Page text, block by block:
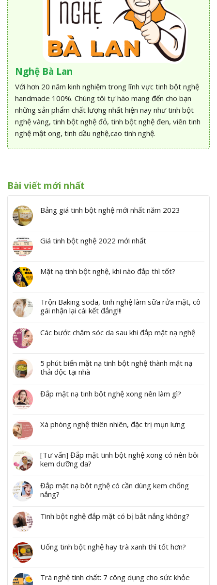
Nghệ Bà Lan
Với hơn 20 năm kinh nghiệm trong lĩnh vực tinh bột nghệ
handmade 100%. Chúng tôi tự hào mang đến cho bạn
những sản phẩm chất lượng nhất hiện nay như tinh bột
nghệ vàng, tinh bột nghệ đỏ, tinh bột nghệ đen, viên tinh
nghệ mật ong, tinh dầu nghệ,cao tinh nghệ.
Bài viết mới nhất
Bảng giá tinh bột nghệ mới nhất năm 2023
Giá tinh bột nghệ 2022 mới nhất
Mặt nạ tinh bột nghệ, khi nào đắp thì tốt?
Trộn Baking soda, tinh nghệ làm sữa rửa mặt, cô
gái nhận lại cái kết đắng!!!
Các bước chăm sóc da sau khi đắp mặt nạ nghệ
5 phút biến mặt nạ tinh bột nghệ thành mặt nạ
thải độc tại nhà
Đắp mặt nạ tinh bột nghệ xong nên làm gì?
Xà phòng nghệ thiên nhiên, đặc trị mụn lưng
[Tư vấn] Đắp mặt tinh bột nghệ xong có nên bôi
kem dưỡng da?
Đắp mặt nạ bột nghệ có cần dùng kem chống
nắng?
Tinh bột nghệ đắp mặt có bị bắt nắng không?
Uống tinh bột nghệ hay trà xanh thì tốt hơn?
Trà nghệ tinh chất: 7 công dụng cho sức khỏe